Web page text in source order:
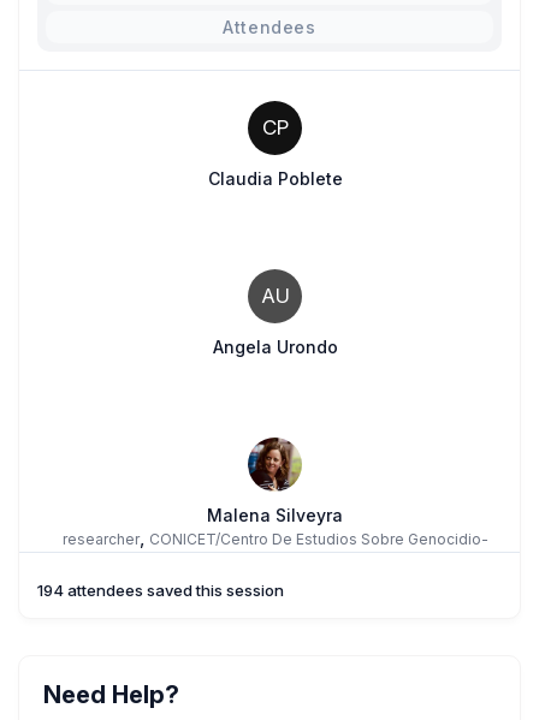
Attendees
CP
Claudia Poblete
AU
Angela Urondo
Malena Silveyra
researcher, CONICET/Centro De Estudios Sobre Genocidio-
194 attendees saved this session
Need Help?